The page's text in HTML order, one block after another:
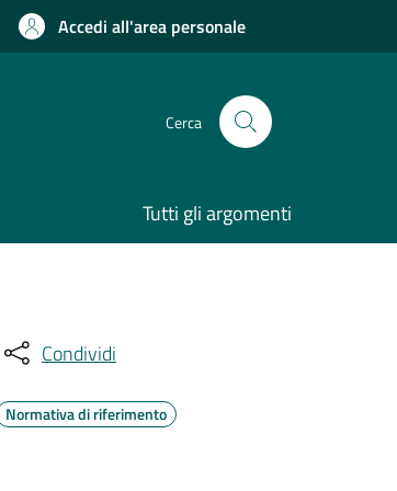
Accedi all'area personale
Cerca
Tutti gli argomenti
Condividi
Normativa di riferimento